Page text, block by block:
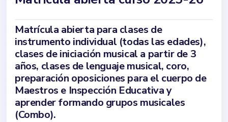
Matrícula abierta para clases de
instrumento individual (todas las edades),
clases de iniciación musical a partir de 3
años, clases de lenguaje musical, coro,
preparación oposiciones para el cuerpo de
Maestros e Inspección Educativa y
aprender formando grupos musicales
(Combo).